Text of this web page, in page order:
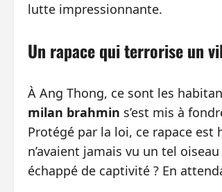
lutte impressionnante.
Un rapace qui terrorise un
À Ang Thong, ce sont les
milan brahmin s’est mis à
Protégé par la loi, ce rapace
n’avaient jamais vu un tel
échappé de captivité ? En